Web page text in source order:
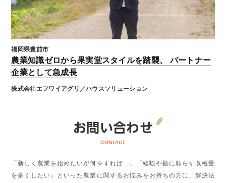
福岡県豊前市
農業知識ゼロから果実堂スタイルを踏襲、 パートナー
企業として急成長
株式会社エフワイアグリ／ハウスソリューション
お問い合わせ
CONTACT
「新しく農業を始めたいが何をすれば…」「経験や勘に頼らず収穫量
を多くしたい」といった農業に関するお悩みをお持ちの方に、解決法